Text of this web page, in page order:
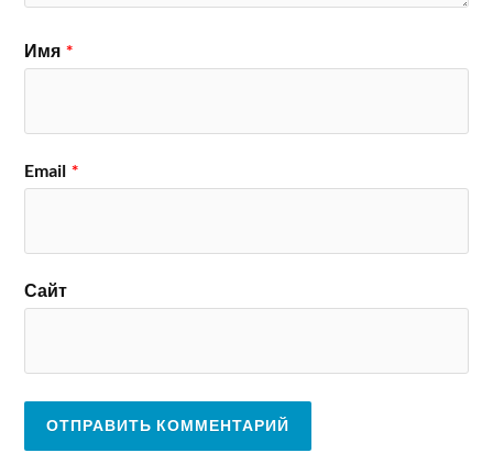
Имя *
Email *
Сайт